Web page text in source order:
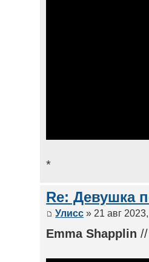
*
Re: Девушка
Улисс » 21 авг
Emma Shapplin //